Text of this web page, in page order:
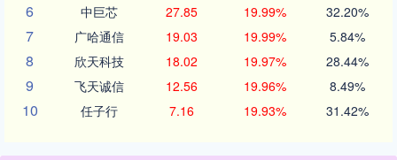
6 中巨芯 27.85 19.99% 32.20%
7 广哈通信 19.03 19.99% 5.84%
8 欣天科技 18.02 19.97% 28.44%
9 飞天诚信 12.56 19.96% 8.49%
10 任子行 7.16 19.93% 31.42%